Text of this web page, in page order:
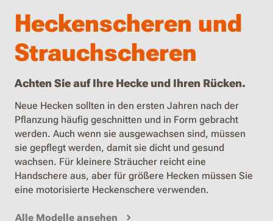
Heckenscheren und
Strauchscheren
Achten Sie auf Ihre Hecke und Ihren Rücken.
Neue Hecken sollten in den ersten Jahren nach der
Pflanzung häufig geschnitten und in Form gebracht
werden. Auch wenn sie ausgewachsen sind, müssen
sie gepflegt werden, damit sie dicht und gesund
wachsen. Für kleinere Sträucher reicht eine
Handschere aus, aber für größere Hecken müssen Sie
eine motorisierte Heckenschere verwenden.
Alle Modelle ansehen